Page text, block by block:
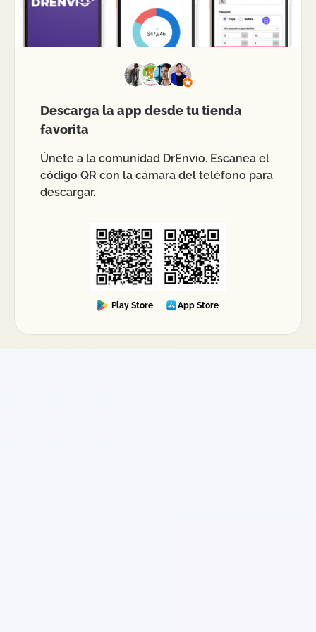
Descarga la app desde tu tienda
favorita
Únete a la comunidad DrEnvío. Escanea el
código QR con la cámara del teléfono para
descargar.
Play Store App Store